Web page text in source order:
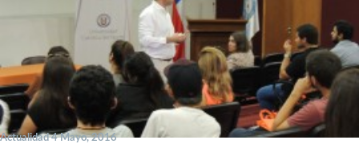
Actualidad 4 Mayo, 2016